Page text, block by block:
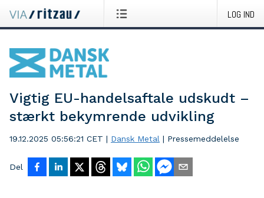
LOG IND
Vigtig EU-handelsaftale udskudt –
stærkt bekymrende udvikling
19.12.2025 05:56:21 CET | Dansk Metal | Pressemeddelelse
Del